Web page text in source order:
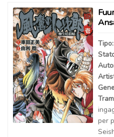
Tipo:
per